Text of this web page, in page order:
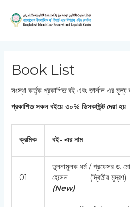
content
Book List
সংস্থা কর্তৃক প্রকাশিত বই এবং জার্নাল এর মূল্য
প্রকাশিত সকল বইয়ে ৩০% ডিসকাউন্ট দেয়া হয়
ক্রমিক বই- এর নাম
01
তুলনামূলক ধর্ম / প্রফেসর ড.
হেসেন (দ্বিতীয়
(New)